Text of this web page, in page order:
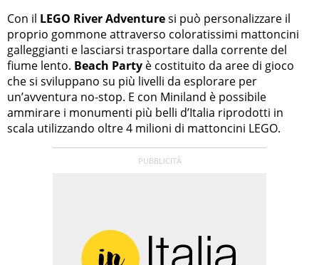
Con il LEGO River Adventuresi può personalizzare il
proprio gommone attraverso coloratissimi mattoncini
galleggianti e lasciarsi trasportare dalla corrente del
fiume lento. Beach Party è costituito da aree di gioco
che si sviluppano su più livelli da esplorare per
un’avventura no-stop. E con Miniland è possibile
ammirare i monumenti più belli d’Italia riprodotti in
scala utilizzando oltre 4 milioni di mattoncini LEGO.